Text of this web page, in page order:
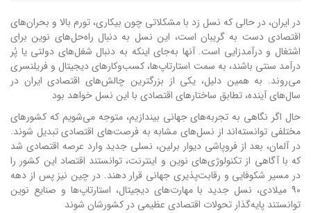
در ایران، در حالی که نسل زد با مشکلاتی چون بیکاری، تورم بالا و بحران‌های
اقتصادی دست به گریبان است، این نسل به دنبال راه‌حل‌های نوین برای
اشتغال و درآمدزایی است. آنها به‌جای اینکه به دنبال شغل‌های دولتی یا پُر
درآمد سنتی باشند، به سمت استارتاپ‌ها، کسب‌وکارهای دیجیتال و فریلنسری
می‌روند. به همین دلیل، یکی از بزرگترین چالش‌های اقتصادی ایران در
سال‌های آینده، تطابق ساختارهای اقتصادی با این نسل خواهد بود
حال اگر نگاهی به تجربه‌های جهانی بیندازیم، متوجه می‌شویم که کشورهای
مختلفی توانسته‌اند از نسل‌های مشابه به فرصت‌های اقتصادی تبدیل شوند.
در آلمان، بعد از فروپاشی دیوار برلین، نسلی جدید وارد عرصه اقتصادی شد
که با آگاهی از تکنولوژی‌های نوین و اینترنت، توانستند اقتصاد این کشور را
در مسیر شکوفایی و رقابت‌پذیری جهانی قرار دهند. در چین نیز پس از دهه
۹۰ میلادی، نسل جدید با مهارت‌های دیجیتال، استارتاپ‌ها و صنایع نوین
توانستند پایه‌گذار تحولات اقتصادی عظیمی در کشورشان شوند